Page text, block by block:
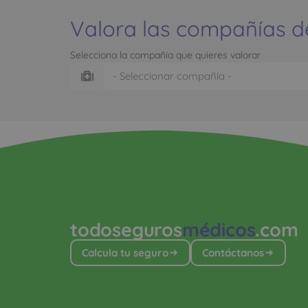
Valora las compañías
Selecciona la compañía que quieres valorar
todosegurosmédicos.com
Calcula tu seguro Contáctanos